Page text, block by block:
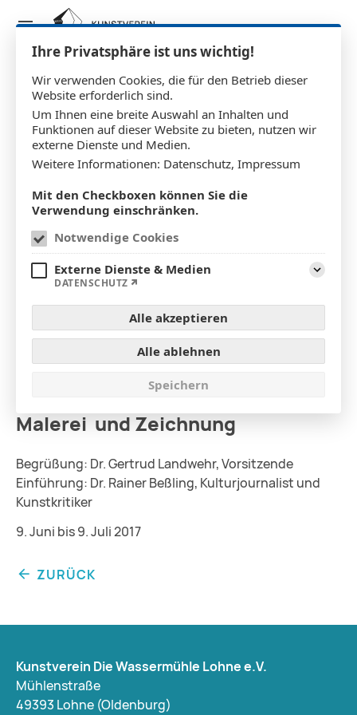
Uwe Peschel
Malerei und Zeichnung
Begrüßung: Dr. Gertrud Landwehr, Vorsitzende
Einführung: Dr. Rainer Beßling, Kulturjournalist und
Kunstkritiker
9. Juni bis 9. Juli 2017
ZURÜCK
Kunstverein Die Wassermühle Lohne e.V.
Mühlenstraße
49393 Lohne (Oldenburg)
Ihre Privatsphäre ist uns wichtig!
Wir verwenden Cookies, die für den Betrieb dieser
Website erforderlich sind.
Um Ihnen eine breite Auswahl an Inhalten und
Funktionen auf dieser Website zu bieten, nutzen wir
externe Dienste und Medien.
Weitere Informationen: Datenschutz, Impressum
Mit den Checkboxen können Sie die
Verwendung einschränken.
Notwendige Cookies
Externe Dienste & Medien
DATENSCHUTZ
Alle akzeptieren
Alle ablehnen
Speichern